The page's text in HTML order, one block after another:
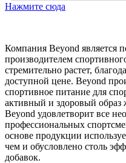
Нажмите сюда
Компания Beyond является
производителем
стремительно растет,
доступной цене. Beyond
спортивное питание для
активный и здоровый
Beyond удовлетворит все
профессиональных
основе продукции
чем и обусловлено столь
добавок.